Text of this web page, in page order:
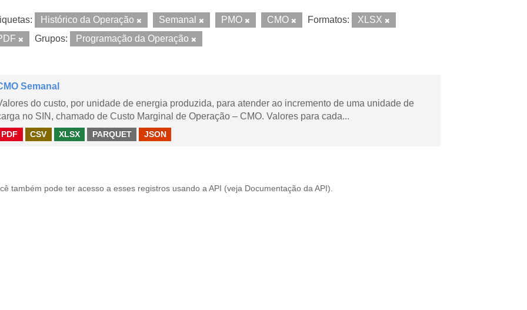
Histórico da Operação Semanal PMO CMO Formatos:
XLSX
Grupos: Programação da Operação
Semanal
do custo, por unidade de energia produzida, para atender ao incremento de uma unidade de
no SIN, chamado de Custo Marginal de Operação – CMO. Valores para cada...
PDF CSV XLSX PARQUET JSON
também pode ter acesso a esses registros usando a API (veja Documentação da API ).